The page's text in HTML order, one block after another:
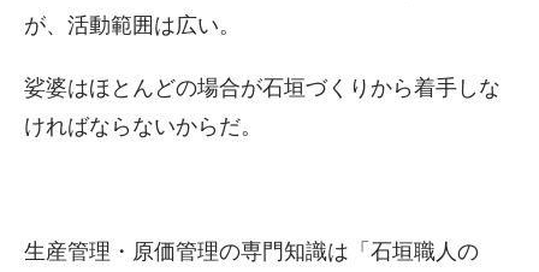
が、活動範囲は広い。
娑婆はほとんどの場合が石垣づくりから着手しな
ければならないからだ。
生産管理・原価管理の専門知識は「石垣職人の